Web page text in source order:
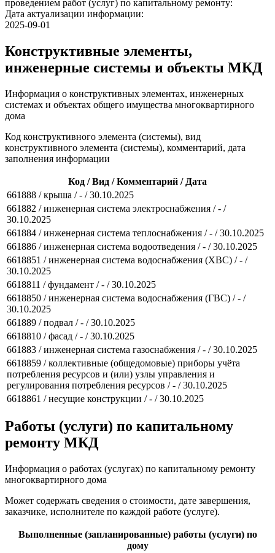
проведением работ (услуг) по капитальному ремонту:
Дата актуализации информации:
2025-09-01
Конструктивные элементы,
инженерные системы и объекты МКД
Информация о конструктивных элементах, инженерных
системах и объектах общего имущества многоквартирного
дома
Код конструктивного элемента (системы), вид
конструктивного элемента (системы), комментарий, дата
заполнения информации
Код / Вид / Комментарий / Дата
661888 / крыша / - / 30.10.2025
661882 / инженерная система электроснабжения / - /
30.10.2025
661884 / инженерная система теплоснабжения / - / 30.10.2025
661886 / инженерная система водоотведения / - / 30.10.2025
6618851 / инженерная система водоснабжения (ХВС) / - /
30.10.2025
6618811 / фундамент / - / 30.10.2025
6618850 / инженерная система водоснабжения (ГВС) / - /
30.10.2025
661889 / подвал / - / 30.10.2025
6618810 / фасад / - / 30.10.2025
661883 / инженерная система газоснабжения / - / 30.10.2025
6618859 / коллективные (общедомовые) приборы учёта
потребления ресурсов и (или) узлы управления и
регулирования потребления ресурсов / - / 30.10.2025
6618861 / несущие конструкции / - / 30.10.2025
Работы (услуги) по капитальному
ремонту МКД
Информация о работах (услугах) по капитальному ремонту
многоквартирного дома
Может содержать сведения о стоимости, дате завершения,
заказчике, исполнителе по каждой работе (услуге).
Выполненные (запланированные) работы (услуги) по
дому